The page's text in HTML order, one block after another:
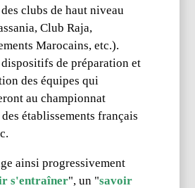
clubs de haut niveau
Club Raja,
Marocains, etc.).
dispositifs de préparation et
des équipes qui
au championnat
établissements français
ainsi progressivement
s'entraîner", un "savoir